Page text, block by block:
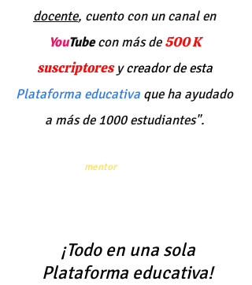
docente, cuento con un canal en
YouTubecon más de500 K
suscriptoresycreador de esta
Plataforma educativa que ha ayudado
a más de 1000 estudiantes".
mentory guiarte en el proceso
¡Todo en una sola
Plataforma educativa!